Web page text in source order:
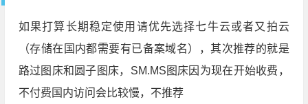
如果打算长期稳定使用请优先选择七牛云或者又拍云
（存储在国内都需要有已备案域名），其次推荐的就是
路过图床和圆子图床，SM.MS图床因为现在开始收费，
不付费国内访问会比较慢，不推荐